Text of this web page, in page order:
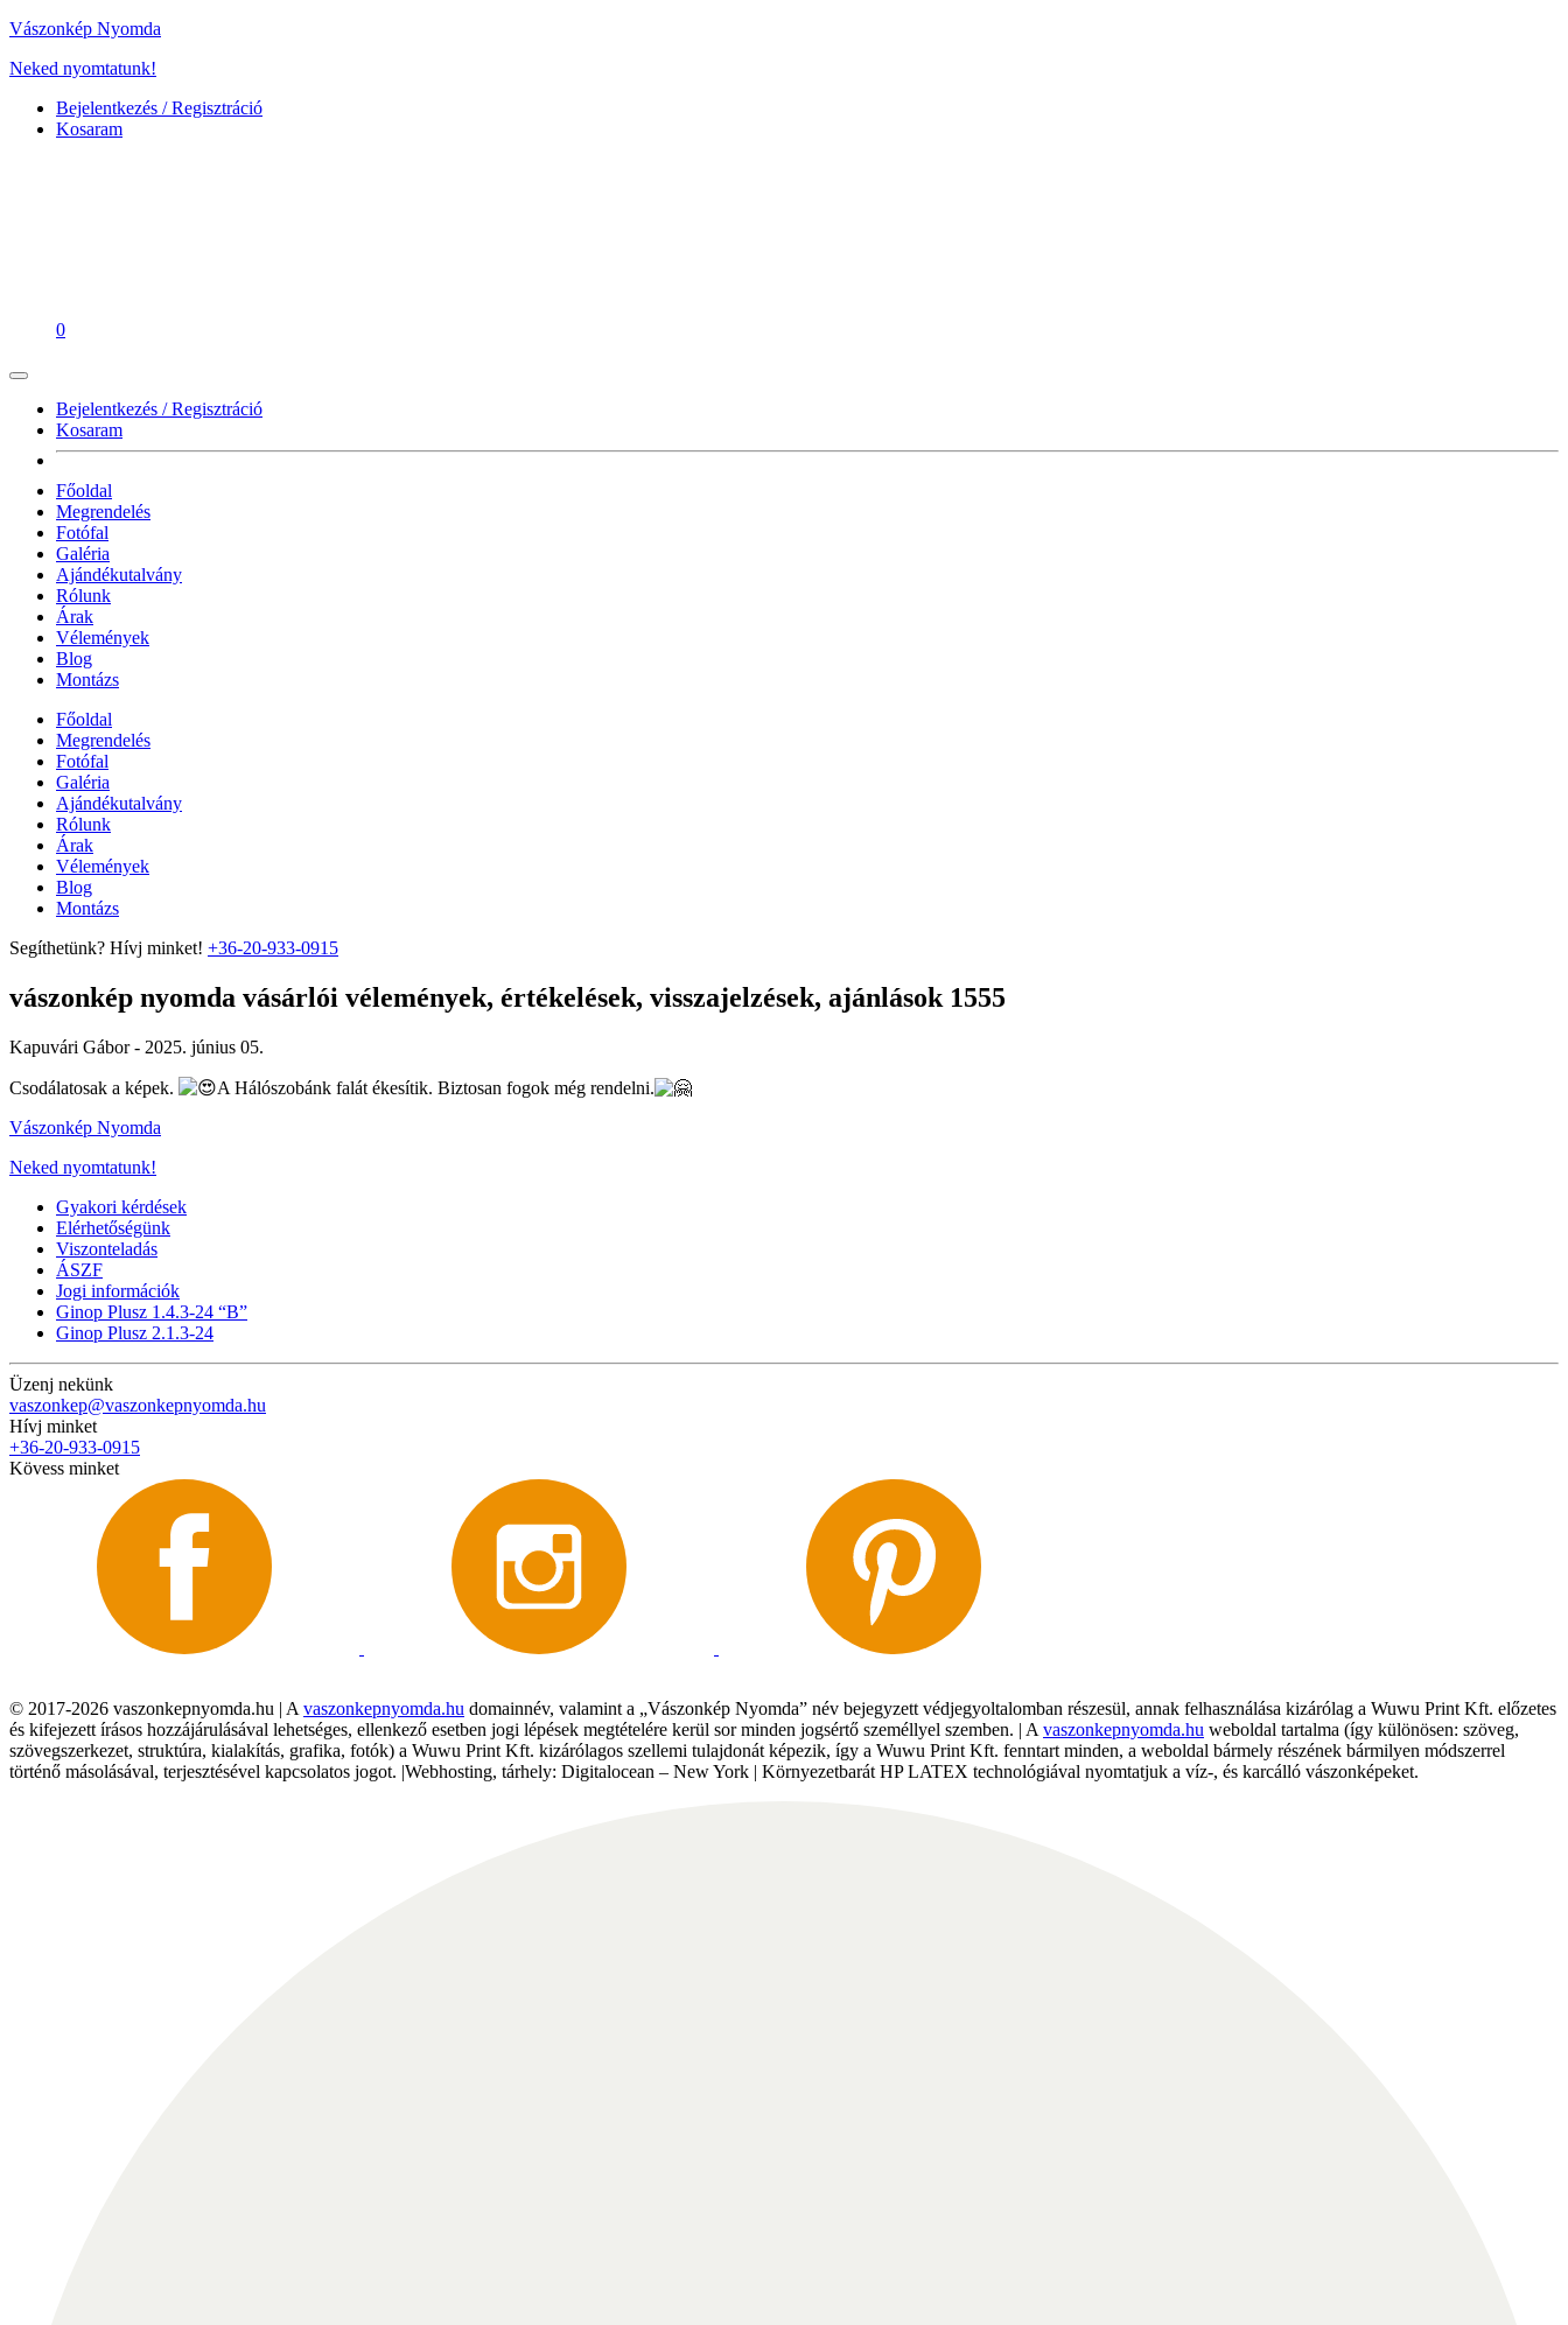
Vászonkép Nyomda
Neked nyomtatunk!
Bejelentkezés / Regisztráció
Kosaram
0
Bejelentkezés / Regisztráció
Kosaram
Főoldal
Megrendelés
Fotófal
Galéria
Ajándékutalvány
Rólunk
Árak
Vélemények
Blog
Montázs
Főoldal
Megrendelés
Fotófal
Galéria
Ajándékutalvány
Rólunk
Árak
Vélemények
Blog
Montázs
Segíthetünk? Hívj minket! +36-20-933-0915
vászonkép nyomda vásárlói vélemények, értékelések, visszajelzések, ajánlások 1555
Kapuvári Gábor - 2025. június 05.
Csodálatosak a képek.
A Hálószobánk falát ékesítik. Biztosan fogok még rendelni.
Vászonkép Nyomda
Neked nyomtatunk!
Gyakori kérdések
Elérhetőségünk
Viszonteladás
ÁSZF
Jogi információk
Ginop Plusz 1.4.3-24 “B”
Ginop Plusz 2.1.3-24
Üzenj nekünk
vaszonkep@vaszonkepnyomda.hu
Hívj minket
+36-20-933-0915
Kövess minket
© 2017-2026 vaszonkepnyomda.hu | A vaszonkepnyomda.hu domainnév, valamint a „Vászonkép Nyomda” név bejegyzett védjegyoltalomban részesül, annak felhasználása kizárólag a Wuwu Print Kft. előzetes
és kifejezett írásos hozzájárulásával lehetséges, ellenkező esetben jogi lépések megtételére kerül sor minden jogsértő személlyel szemben. | A vaszonkepnyomda.hu weboldal tartalma (így különösen: szöveg,
szövegszerkezet, struktúra, kialakítás, grafika, fotók) a Wuwu Print Kft. kizárólagos szellemi tulajdonát képezik, így a Wuwu Print Kft. fenntart minden, a weboldal bármely részének bármilyen módszerrel
történő másolásával, terjesztésével kapcsolatos jogot. |Webhosting, tárhely: Digitalocean – New York | Környezetbarát HP LATEX technológiával nyomtatjuk a víz-, és karcálló vászonképeket.